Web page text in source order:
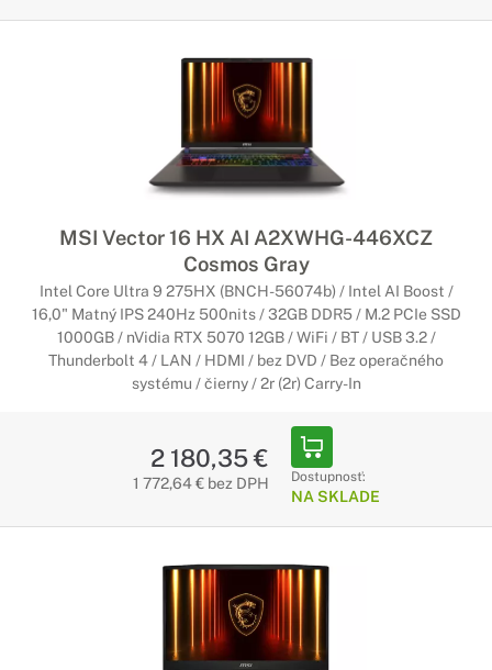
MSI Vector 16 HX AI A2XWHG-446XCZ
Cosmos Gray
Intel Core Ultra 9 275HX (BNCH-56074b) / Intel AI Boost /
16,0" Matný IPS 240Hz 500nits / 32GB DDR5 / M.2 PCIe SSD
1000GB / nVidia RTX 5070 12GB / WiFi / BT / USB 3.2 /
Thunderbolt 4 / LAN / HDMI / bez DVD / Bez operačného
systému / čierny / 2r (2r) Carry-In
2 180,35 €
1 772,64 € bez DPH Dostupnosť:
NA SKLADE